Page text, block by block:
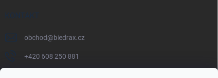
KONTAKT
obchod@biedrax.cz
+420 608 250 881